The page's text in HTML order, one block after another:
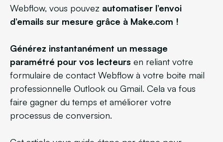
Webflow, vous pouvez automatiser l’envoi
d’emails sur mesure grâce à Make.com !
Générez instantanément un message
paramétré pour vos lecteurs en reliant votre
formulaire de contact Webflow à votre boite mail
professionnelle Outlook ou Gmail. Cela va fous
faire gagner du temps et améliorer votre
processus de conversion.